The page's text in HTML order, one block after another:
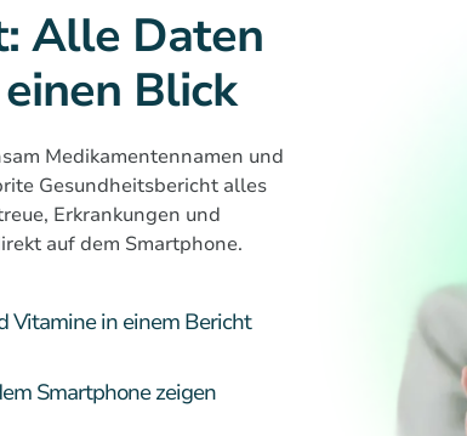
Alle Daten
Blick
Medikamentennamen und
Gesundheitsbericht alles
Erkrankungen und
auf dem Smartphone.
Vitamine in einem Bericht
Smartphone zeigen